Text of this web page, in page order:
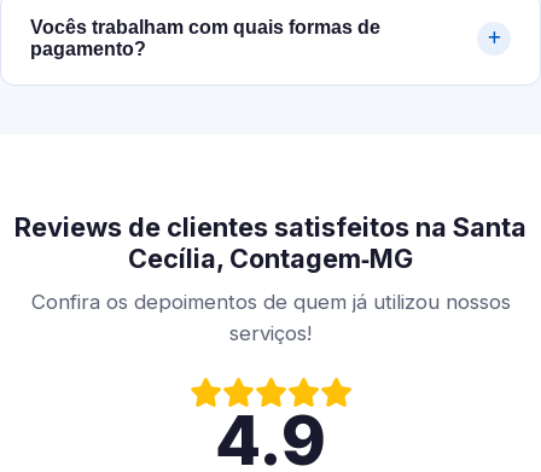
Vocês trabalham com quais formas de
pagamento?
Reviews de clientes satisfeitos na Santa
Cecília, Contagem‑MG
Confira os depoimentos de quem já utilizou nossos
serviços!
4.9